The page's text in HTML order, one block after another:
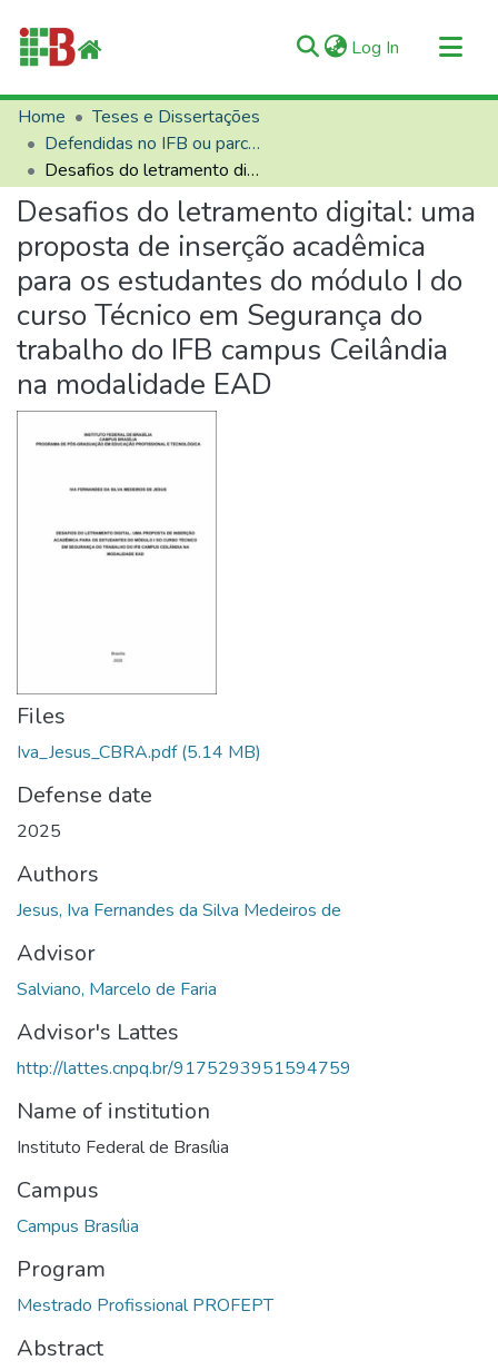
Log In (current)
Communities & Collections
All of RIIFB
Manuals and Terms
Statistics
About RIIFB
Help
Contacts
Home
Teses e Dissertações
Defendidas no IFB ou parceiros
Desafios do letramento digital: uma proposta de inserção acadêmica para os estudantes do módulo I do curso Técnico em Segurança do trabalho do IFB campus Ceilândia na modalidade EAD
Desafios do letramento digital: uma
proposta de inserção acadêmica
para os estudantes do módulo I do
curso Técnico em Segurança do
trabalho do IFB campus Ceilândia
na modalidade EAD
Files
Iva_Jesus_CBRA.pdf(5.14 MB)
Defense date
2025
Authors
Jesus, Iva Fernandes da Silva Medeiros de
Advisor
Salviano, Marcelo de Faria
Advisor's Lattes
http://lattes.cnpq.br/9175293951594759
Name of institution
Instituto Federal de Brasília
Campus
Campus Brasília
Program
Mestrado Profissional PROFEPT
Abstract